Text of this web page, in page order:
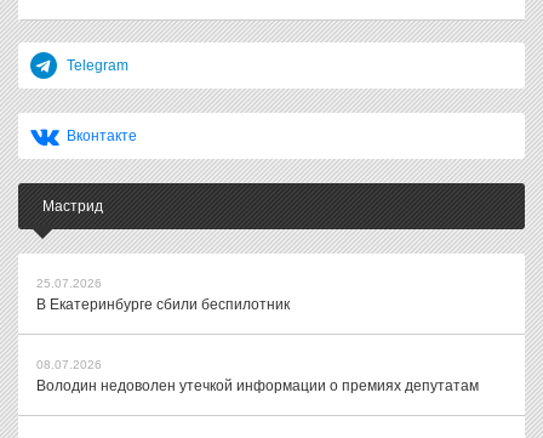
Telegram
Вконтакте
Мастрид
25.07.2026
В Екатеринбурге сбили беспилотник
08.07.2026
Володин недоволен утечкой информации о премиях депутатам